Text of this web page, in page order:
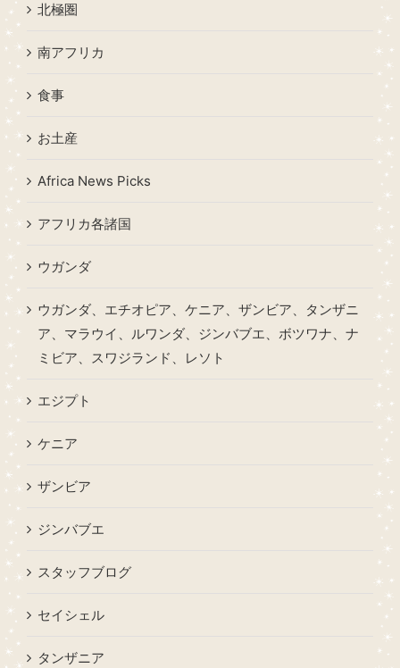
北極圏
南アフリカ
食事
お土産
Africa News Picks
アフリカ各諸国
ウガンダ
ウガンダ、エチオピア、ケニア、ザンビア、タンザニ
ア、マラウイ、ルワンダ、ジンバブエ、ボツワナ、ナ
ミビア、スワジランド、レソト
エジプト
ケニア
ザンビア
ジンバブエ
スタッフブログ
セイシェル
タンザニア